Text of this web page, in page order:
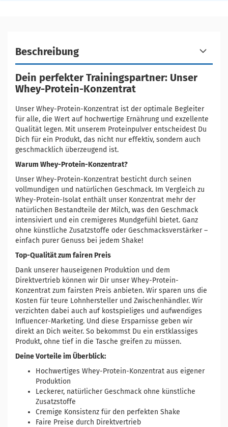
Beschreibung
Dein perfekter Trainingspartner: Unser
Whey-Protein-Konzentrat
Unser Whey-Protein-Konzentrat ist der optimale Begleiter
für alle, die Wert auf hochwertige Ernährung und exzellente
Qualität legen. Mit unserem Proteinpulver entscheidest Du
Dich für ein Produkt, das nicht nur effektiv, sondern auch
geschmacklich überzeugend ist.
Warum Whey-Protein-Konzentrat?
Unser Whey-Protein-Konzentrat besticht durch seinen
vollmundigen und natürlichen Geschmack. Im Vergleich zu
Whey-Protein-Isolat enthält unser Konzentrat mehr der
natürlichen Bestandteile der Milch, was den Geschmack
intensiviert und ein cremigeres Mundgefühl bietet. Ganz
ohne künstliche Zusatzstoffe oder Geschmacksverstärker –
einfach purer Genuss bei jedem Shake!
Top-Qualität zum fairen Preis
Dank unserer hauseigenen Produktion und dem
Direktvertrieb können wir Dir unser Whey-Protein-
Konzentrat zum fairsten Preis anbieten. Wir sparen uns die
Kosten für teure Lohnhersteller und Zwischenhändler. Wir
verzichten dabei auch auf kostspieliges und aufwendiges
Influencer-Marketing. Und diese Ersparnisse geben wir
direkt an Dich weiter. So bekommst Du ein erstklassiges
Produkt, ohne tief in die Tasche greifen zu müssen.
Deine Vorteile im Überblick:
Hochwertiges Whey-Protein-Konzentrat aus eigener
Produktion
Leckerer, natürlicher Geschmack ohne künstliche
Zusatzstoffe
Cremige Konsistenz für den perfekten Shake
Faire Preise durch Direktvertrieb